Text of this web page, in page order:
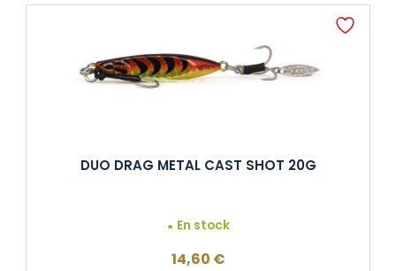
DUO DRAG METAL CAST SHOT 20G
En stock
14,60 €